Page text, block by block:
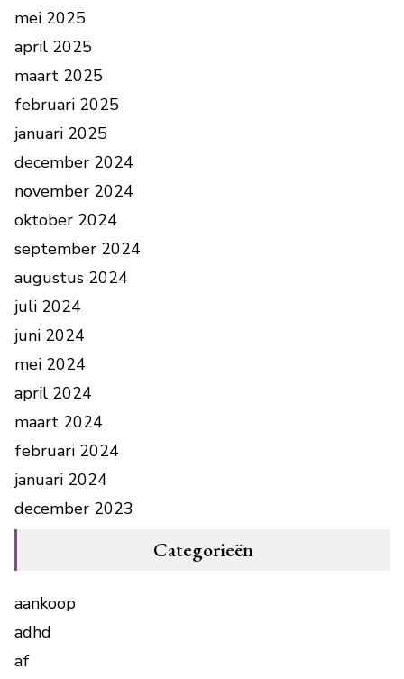
mei 2025
april 2025
maart 2025
februari 2025
januari 2025
december 2024
november 2024
oktober 2024
september 2024
augustus 2024
juli 2024
juni 2024
mei 2024
april 2024
maart 2024
februari 2024
januari 2024
december 2023
Categorieën
aankoop
adhd
af